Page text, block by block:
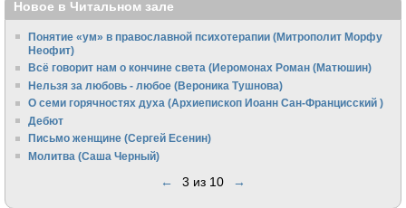
Новое в Читальном зале
Понятие «ум» в православной психотерапии (Митрополит Морфу
Неофит)
Всё говорит нам о кончине света (Иеромонах Роман (Матюшин)
Нельзя за любовь - любое (Вероника Тушнова)
О семи горячностях духа (Архиепископ Иоанн Сан-Францисский )
Дебют
Письмо женщине (Сергей Есенин)
Молитва (Саша Черный)
← 3 из 10 →